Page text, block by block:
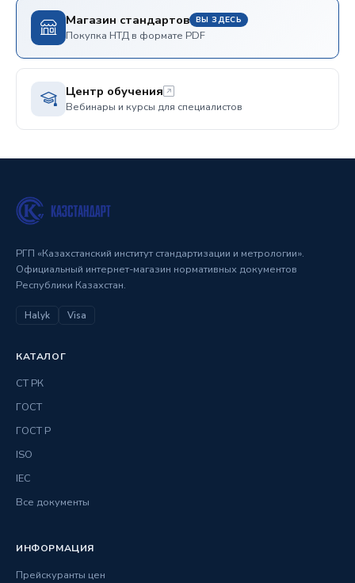
Магазин стандартов ВЫ ЗДЕСЬ
Покупка НТД в формате PDF
Центр обучения
Вебинары и курсы для специалистов
РГП «Казахстанский институт стандартизации и метрологии».
Официальный интернет-магазин нормативных документов
Республики Казахстан.
Halyk Visa
КАТАЛОГ
СТ РК
ГОСТ
ГОСТ Р
ISO
IEC
Все документы
ИНФОРМАЦИЯ
Прейскуранты цен